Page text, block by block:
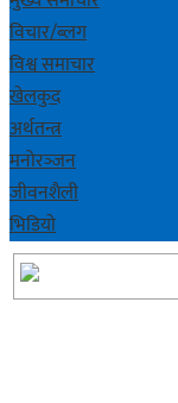
विचार/ब्लग
विश्व समाचार
खेलकुद
अर्थतन्त्र
मनोरञ्‍जन
जीवनशैली
भिडियाे